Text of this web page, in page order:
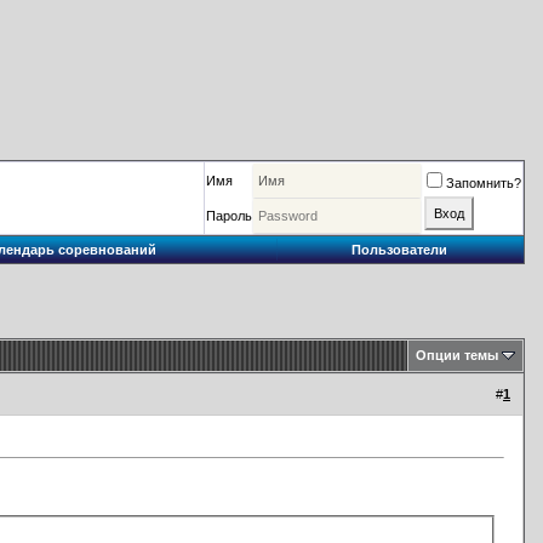
Имя Запомнить?
Пароль
соревнований Пользователи
Опции темы
#1